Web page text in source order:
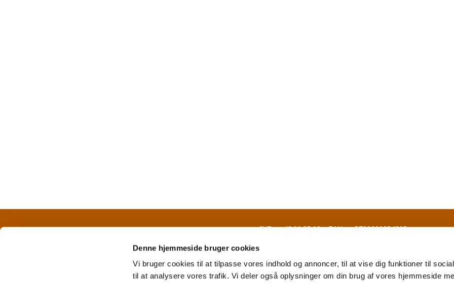
Denne hjemmeside bruger cookies
Vi bruger cookies til at tilpasse vores indhold og annoncer, til at vise dig funktioner til
til at analysere vores trafik. Vi deler også oplysninger om din brug af vores hjemmeside
CVR nr. 42 11 25 18 - EAN nr. 5798000854895